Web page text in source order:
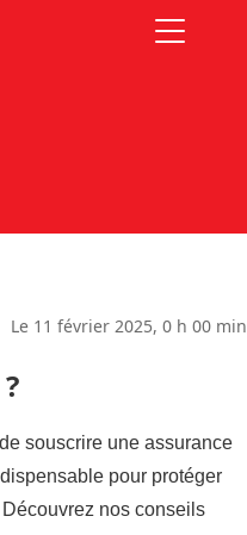
Le 11 février 2025, 0 h 00 min
souscrire une assurance
pour protéger
nos conseils